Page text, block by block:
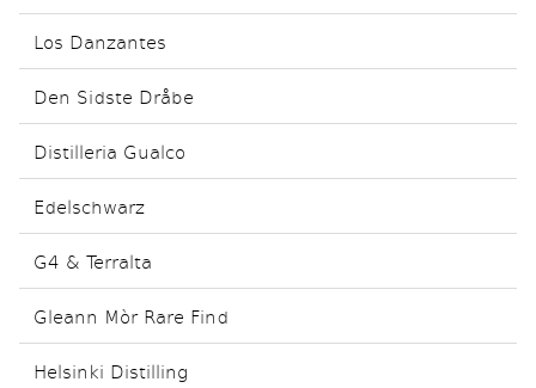
Los Danzantes
Den Sidste Dråbe
Distilleria Gualco
Edelschwarz
G4 & Terralta
Gleann Mòr Rare Find
Helsinki Distilling